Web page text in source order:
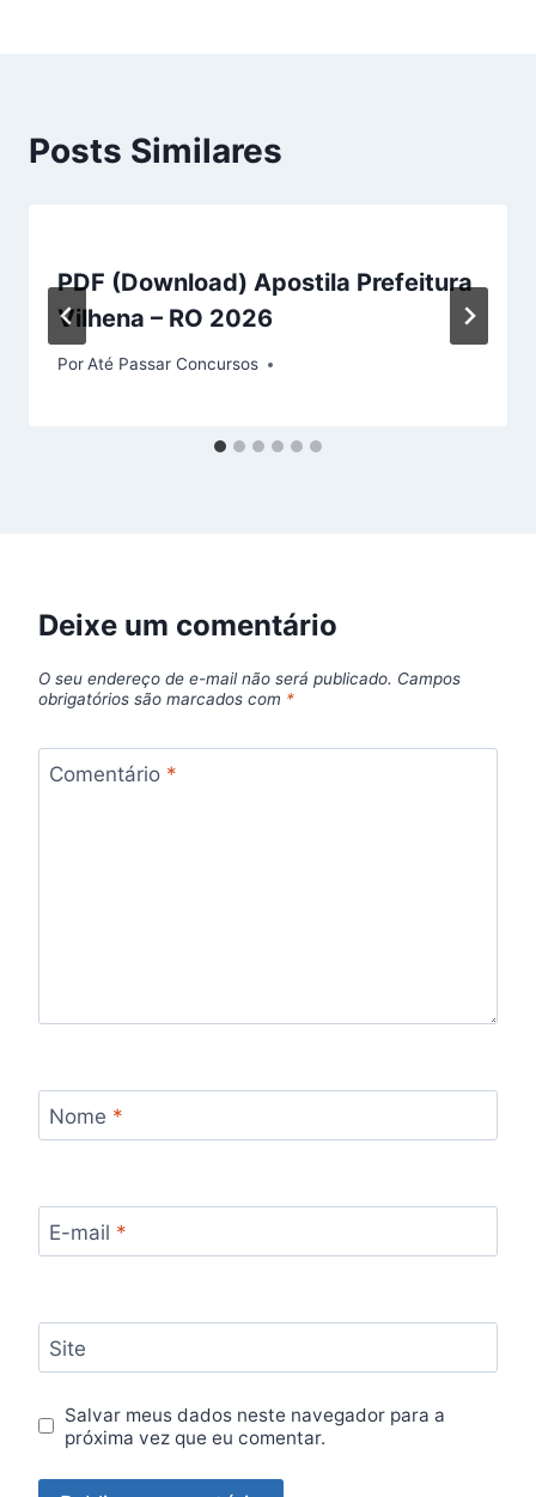
Posts Similares
PDF (Download) Apostila Prefeitura
Vilhena – RO 2026
PorAté Passar Concursos
Deixe um comentário
O seu endereço de e-mail não será publicado. Campos
obrigatórios são marcados com *
Comentário *
Nome *
E-mail *
Site
Salvar meus dados neste navegador para a
próxima vez que eu comentar.